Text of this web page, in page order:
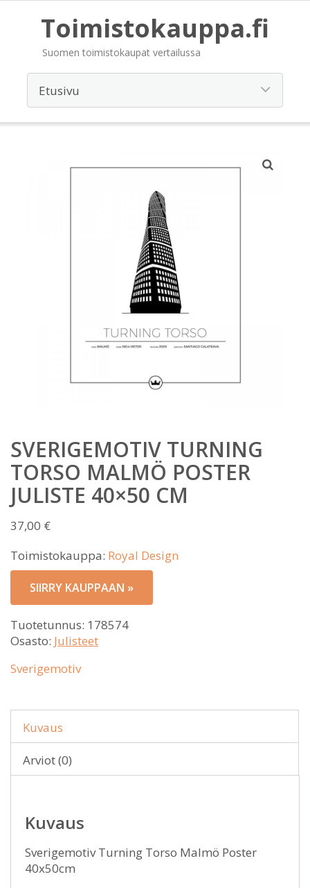
Toimistokauppa.fi
Suomen toimistokaupat vertailussa
SVERIGEMOTIV TURNING
TORSO MALMÖ POSTER
JULISTE 40×50 CM
37,00 €
Toimistokauppa: Royal Design
SIIRRY KAUPPAAN »
Tuotetunnus: 178574
Osasto: Julisteet
Sverigemotiv
Kuvaus
Arviot (0)
Kuvaus
Sverigemotiv Turning Torso Malmö Poster
40x50cm